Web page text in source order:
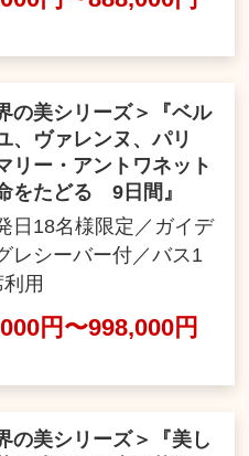
の美シリーズ＞『ベル
、ヴァレンヌ、パリ
リー・アントワネット
をたどる 9日間』
日18名様限定／ガイデ
レシーバー付／バス1
利用
円〜998,000円
の美シリーズ＞『美し